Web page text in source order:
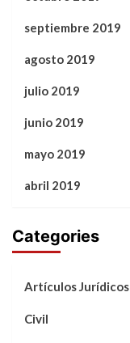
septiembre 2019
agosto 2019
julio 2019
junio 2019
mayo 2019
abril 2019
Categories
Artículos Jurídicos
Civil